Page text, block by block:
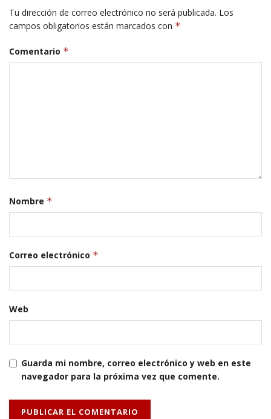
Tu dirección de correo electrónico no será publicada. Los
campos obligatorios están marcados con *
Comentario *
Nombre *
Correo electrónico *
Web
Guarda mi nombre, correo electrónico y web en este
navegador para la próxima vez que comente.